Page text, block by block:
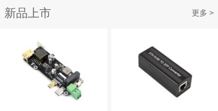
新品上市 更多 >